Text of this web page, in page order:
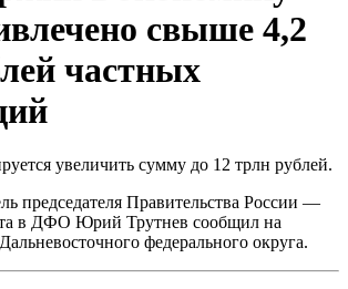
свыше 4,2
частных
увеличить сумму до 12 трлн рублей.
председателя Правительства России —
в ДФО Юрий Трутнев сообщил на
федерального округа.